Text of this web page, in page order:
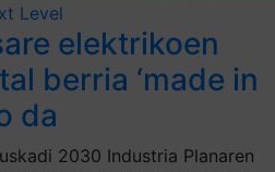
Level
elektrikoen
berria ‘made in
da
2030 Industria Planaren